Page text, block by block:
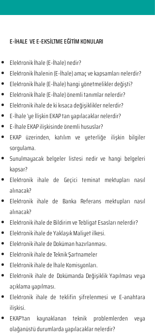
E-İHALE VE E-EKSİLTME EĞİTİM KONULARI​
Elektronik İhale (E-İhale) nedir?
Elektronik İhalenin (E-İhale) amaç ve kapsamları nelerdir?
Elektronik İhale (E-İhale) hangi yönetmelikler değişti?
Elektronik İhale (E-İhale) önemli tanımlar nelerdir?
Elektronik ihale de ki kısaca değişiklikler nelerdir?
E-İhale ’ye İlişkin EKAP tan yapılacaklar nelerdir?
E-İhale EKAP ilişkisinde önemli hususlar?
EKAP üzerinden, katılım ve yeterliğe ilişkin bilgiler
sorgulama.
Sunulmayacak belgeler listesi nedir ve hangi belgeleri
kapsar?
Elektronik ihale de Geçici teminat mektupları nasıl
alınacak?
Elektronik ihale de Banka Referans mektupları nasıl
alınacak?
Elektronik ihale de Bildirim ve Tebligat Esasları nelerdir?
Elektronik ihale de Yaklaşık Maliyet ilkesi.
Elektronik ihale de Doküman hazırlanması.
Elektronik ihale de Teknik Şartnameler
Elektronik ihale de İhale Komisyonları.
Elektronik ihale de Dokümanda Değişiklik Yapılması veya
açıklama yapılması.
Elektronik ihale de teklifin şifrelenmesi ve E-anahtara
ilişkisi.
EKAP’tan kaynaklanan teknik problemlerden veya
olağanüstü durumlarda yapılacaklar nelerdir?